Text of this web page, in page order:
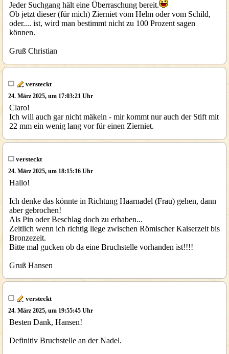
Jeder Suchgang hält eine Überraschung bereit.
Ob jetzt dieser (für mich) Zierniet vom Helm oder vom Schild,
oder.... ist, wird man bestimmt nicht zu 100 Prozent sagen
können.
Gruß Christian
versteckt
24. März 2025, um 17:03:21 Uhr
Claro!
Ich will auch gar nicht mäkeln - mir kommt nur auch der Stift mit
22 mm ein wenig lang vor für einen Zierniet.
versteckt
24. März 2025, um 18:15:16 Uhr
Hallo!
Ich denke das könnte in Richtung Haarnadel (Frau) gehen, dann
aber gebrochen!
Als Pin oder Beschlag doch zu erhaben...
Zeitlich wenn ich richtig liege zwischen Römischer Kaiserzeit bis
Bronzezeit.
Bitte mal gucken ob da eine Bruchstelle vorhanden ist!!!!
Gruß Hansen
versteckt
24. März 2025, um 19:55:45 Uhr
Besten Dank, Hansen!
Definitiv Bruchstelle an der Nadel.